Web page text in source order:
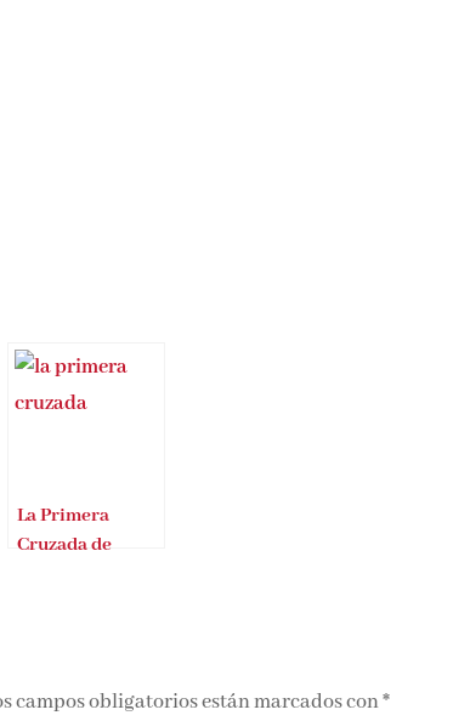
La Primera
Cruzada de
campos obligatorios están marcados con*